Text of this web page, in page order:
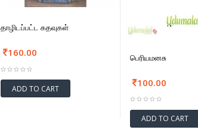
தாழிடப்பட்ட கதவுகள்
160.00
ADD TO CART
பெரியமனசு
100.00
ADD TO CART